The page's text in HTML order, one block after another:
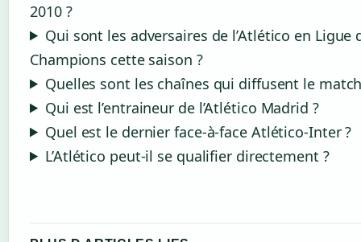
2010 ?
Qui sont les adversaires de l’Atlético en Ligue
Champions cette saison ?
Quelles sont les chaînes qui diffusent le
Qui est l’entraineur de l’Atlético Madrid ?
Quel est le dernier face-à-face Atlético-Inter ?
L’Atlético peut-il se qualifier directement ?